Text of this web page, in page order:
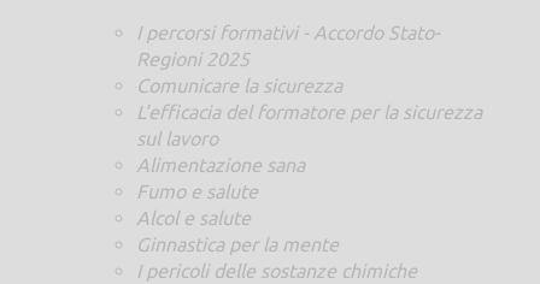
I percorsi formativi - Accordo Stato-
Regioni 2025
Comunicare la sicurezza
L'efficacia del formatore per la sicurezza
sul lavoro
Alimentazione sana
Fumo e salute
Alcol e salute
Ginnastica per la mente
I pericoli delle sostanze chimiche